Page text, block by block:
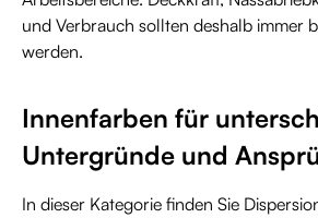
und Verbrauch sollten deshalb immer
werden.
Innenfarben für
Untergründe und
In dieser Kategorie finden Sie